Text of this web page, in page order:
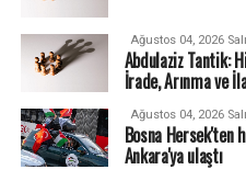
Ağustos 04, 2026 Salı
Abdulaziz Tantik:
İrade, Arınma ve
Ağustos 04, 2026 Salı
Bosna Hersek'ten
Ankara'ya ulaştı